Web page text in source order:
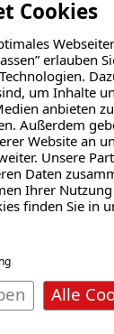
Cookies
erlauben
um Inhalte
anbieten
Außerdem
Website an
Unsere
Daten
Ihrer
finden Sie in
Alle
und
Sie
höchstem
Vertrauen